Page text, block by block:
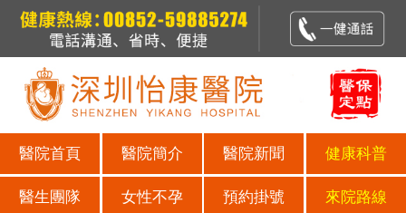
醫院首頁 醫院簡介 醫院新聞 健康科普
醫生團隊 女性不孕 預約掛號 來院路線